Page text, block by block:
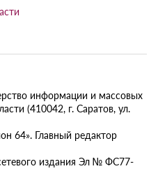
информации и массовых
(410042, г. Саратов, ул.
64». Главный редактор
издания Эл № ФС77-